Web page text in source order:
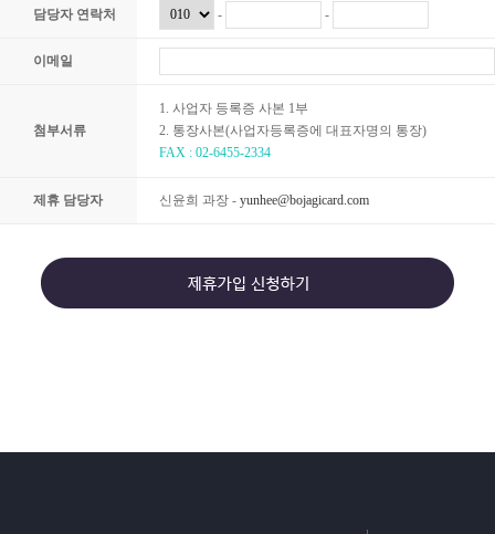
담당자 연락처 - -
이메일
첨부서류
1. 사업자 등록증 사본 1부
2. 통장사본(사업자등록증에 대표자명의 통장)
FAX : 02-6455-2334
제휴 담당자 신윤희 과장 - yunhee@bojagicard.com